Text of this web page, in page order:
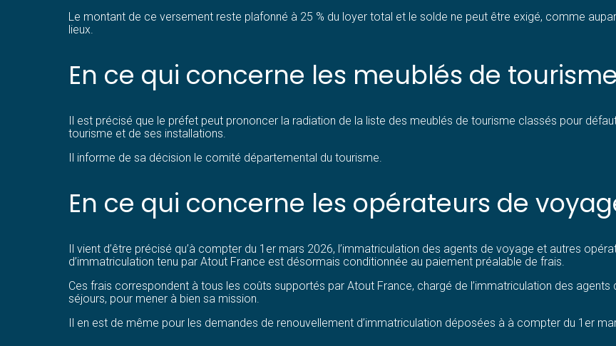
Le montant de ce versement reste plafonné à 25 % du loyer total et le solde ne peut être exigé, comme
lieux.
En ce qui concerne les meublés de
Il est précisé que le préfet peut prononcer la radiation de la liste des meublés de tourisme classés pour
tourisme et de ses installations.
Il informe de sa décision le comité départemental du tourisme.
En ce qui concerne les opérateurs de
Il vient d’être précisé qu’à compter du 1er mars 2026, l’immatriculation des agents de voyage et autres
d’immatriculation tenu par Atout France est désormais conditionnée au paiement préalable de frais.
Ces frais correspondent à tous les coûts supportés par Atout France, chargé de l’immatriculation des
séjours, pour mener à bien sa mission.
Il en est de même pour les demandes de renouvellement d’immatriculation déposées à à compter du 1er